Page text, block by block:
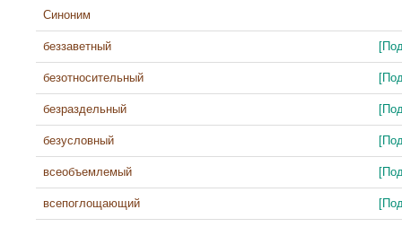
Синоним
беззаветный
безотносительный
безраздельный
безусловный
всеобъемлемый
всепоглощающий